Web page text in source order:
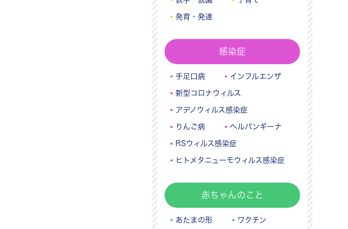
発育・発達
感染症
手足口病 インフルエンザ
新型コロナウィルス
アデノウィルス感染症
りんご病 ヘルパンギーナ
RSウィルス感染症
ヒトメタニューモウィルス感染症
赤ちゃんのこと
あたまの形 ワクチン